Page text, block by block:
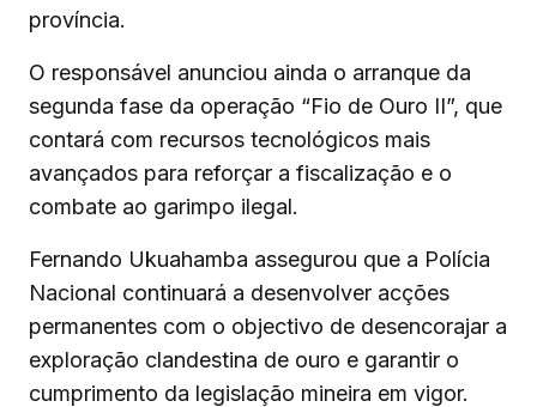
província.
O responsável anunciou ainda o arranque da
segunda fase da operação “Fio de Ouro II”, que
contará com recursos tecnológicos mais
avançados para reforçar a fiscalização e o
combate ao garimpo ilegal.
Fernando Ukuahamba assegurou que a Polícia
Nacional continuará a desenvolver acções
permanentes com o objectivo de desencorajar a
exploração clandestina de ouro e garantir o
cumprimento da legislação mineira em vigor.